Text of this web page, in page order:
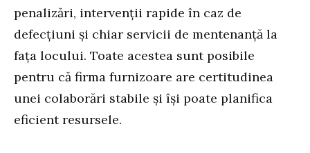
penalizări, intervenții rapide în caz de
defecțiuni și chiar servicii de mentenanță la
fața locului. Toate acestea sunt posibile
pentru că firma furnizoare are certitudinea
unei colaborări stabile și își poate planifica
eficient resursele.